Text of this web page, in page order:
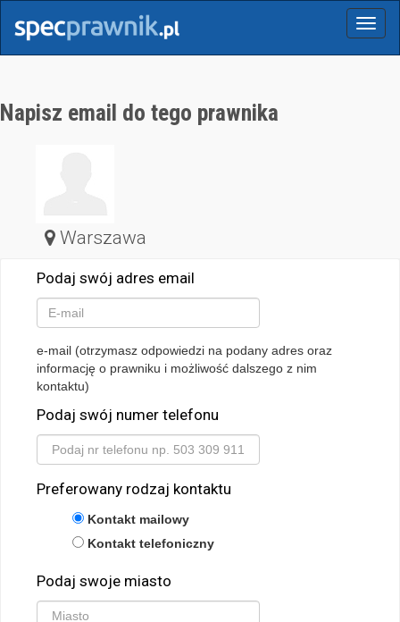
Menu
Napisz email do tego prawnika
Warszawa
Podaj swój adres email
e-mail (otrzymasz odpowiedzi na podany adres oraz
informację o prawniku i możliwość dalszego z nim
kontaktu)
Podaj swój numer telefonu
Preferowany rodzaj kontaktu
Kontakt mailowy
Kontakt telefoniczny
Podaj swoje miasto